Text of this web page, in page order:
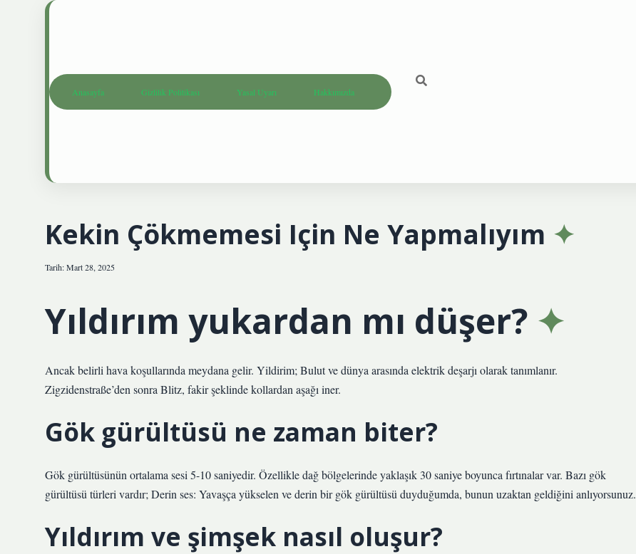
Anasayfa Gizlilik Politikası Yasal Uyarı Hakkımızda
Kekin Çökmemesi Için Ne Yapmalıyım
Tarih: Mart 28, 2025
Yıldırım yukardan mı düşer?
Ancak belirli hava koşullarında meydana gelir. Yildirim; Bulut ve dünya arasında elektrik deşarjı olarak tanımlanır.
Zigzidenstraße’den sonra Blitz, fakir şeklinde kollardan aşağı iner.
Gök gürültüsü ne zaman biter?
Gök gürültüsünün ortalama sesi 5-10 saniyedir. Özellikle dağ bölgelerinde yaklaşık 30 saniye boyunca fırtınalar var. Bazı gök
gürültüsü türleri vardır; Derin ses: Yavaşça yükselen ve derin bir gök gürültüsü duyduğumda, bunun uzaktan geldiğini anlıyorsunuz.
Yıldırım ve şimşek nasıl oluşur?